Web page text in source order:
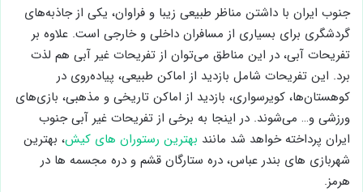
جنوب ایران با داشتن مناظر طبیعی زیبا و فراوان، یکی از جاذبه‌های
گردشگری برای بسیاری از مسافران داخلی و خارجی است. علاوه بر
تفریحات آبی، در این مناطق می‌توان از تفریحات غیر آبی هم لذت
برد. این تفریحات شامل بازدید از اماکن طبیعی، پیاده‌روی در
کوهستان‌ها، کویرسواری، بازدید از اماکن تاریخی و مذهبی، بازی‌های
ورزشی و… می‌شوند. در اینجا به برخی از تفریحات غیر آبی جنوب
ایران پرداخته خواهد شد مانند بهترین رستوران های کیش، بهترین
شهربازی های بندر عباس، دره ستارگان قشم و دره مجسمه ها در
هرمز.